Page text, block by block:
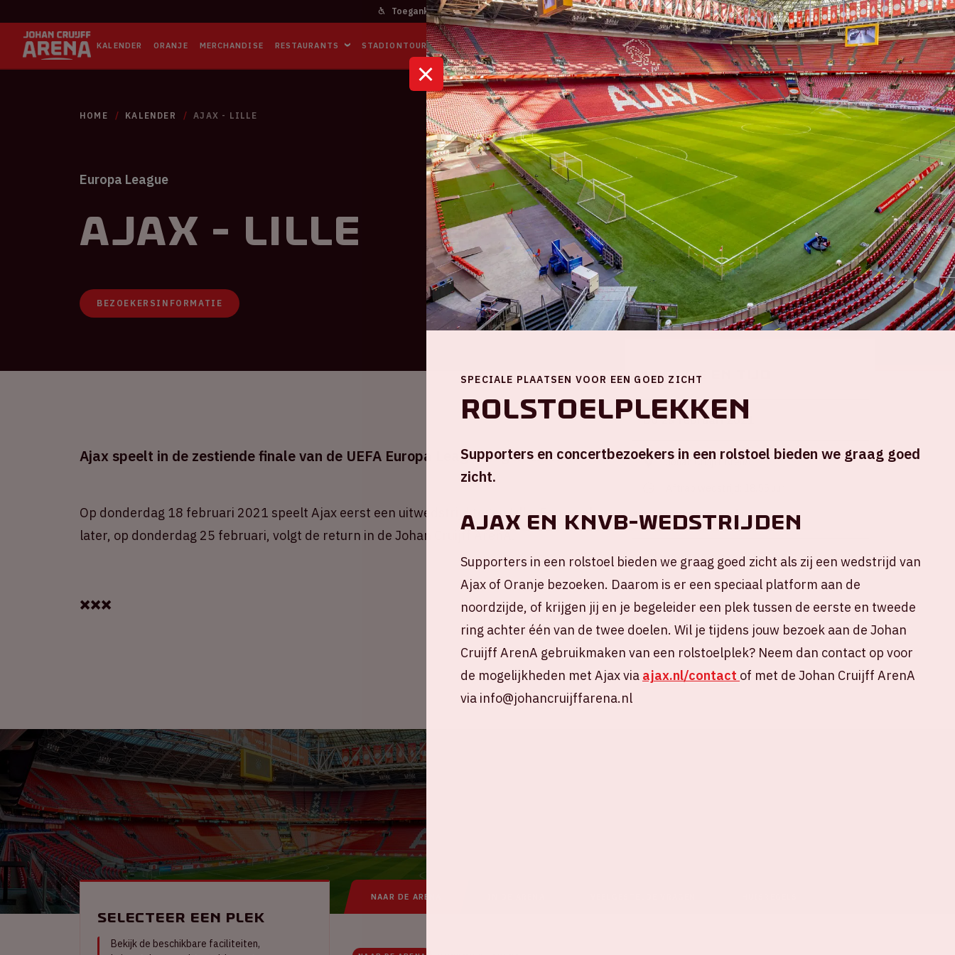
Toegankelijkheid Bereikbaarheid In het stadion Contact Inloggen ArenA portaal
KALENDER ORANJE MERCHANDISE RESTAURANTS STADIONTOURS NAAR DE ARENA BUSINESS EVENTS OVER ONS ZOEKEN
HOME KALENDER AJAX - LILLE
Europa League
Ajax - Lille
BEZOEKERSINFORMATIE
Ajax speelt in de zestiende finale van de UEFA Europa League tegen Lille.
Op donderdag 18 februari 2021 speelt Ajax eerst een uitwedstrijd tegen Lille. Een week
later, op donderdag 25 februari, volgt de return in de Johan Cruijff ArenA.
✖️✖️✖️
Locatie en tijd
Do 25 februari 2021
Johan Cruijff ArenA
+ Voeg toe aan agenda
NAAR DE ARENA
Selecteer een plek
Bekijk de beschikbare faciliteiten,
SPECIALE PLAATSEN VOOR EEN GOED ZICHT
Rolstoelplekken
Supporters en concertbezoekers in een rolstoel bieden we graag goed
zicht.
AJAX EN KNVB-WEDSTRIJDEN
Supporters in een rolstoel bieden we graag goed zicht als zij een wedstrijd van
Ajax of Oranje bezoeken. Daarom is er een speciaal platform aan de
noordzijde, of krijgen jij en je begeleider een plek tussen de eerste en tweede
ring achter één van de twee doelen. Wil je tijdens jouw bezoek aan de Johan
Cruijff ArenA gebruikmaken van een rolstoelplek? Neem dan contact op voor
de mogelijkheden met Ajax via ajax.nl/contact of met de Johan Cruijff ArenA
via info@johancruijffarena.nl